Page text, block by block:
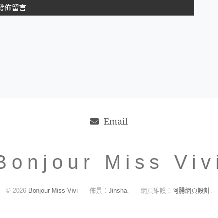
Email
Miss
© 2026 Bonjour Miss Vivi 佈景： Jinsha. 網頁維護： 阿腸網頁設計.